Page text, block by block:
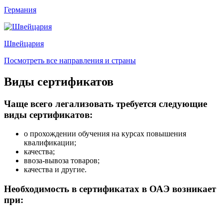
Германия
Швейцария
Посмотреть все направления и страны
Виды сертификатов
Чаще всего легализовать требуется следующие
виды сертификатов:
о прохождении обучения на курсах повышения
квалификации;
качества;
ввоза-вывоза товаров;
качества и другие.
Необходимость в сертификатах в ОАЭ возникает
при: